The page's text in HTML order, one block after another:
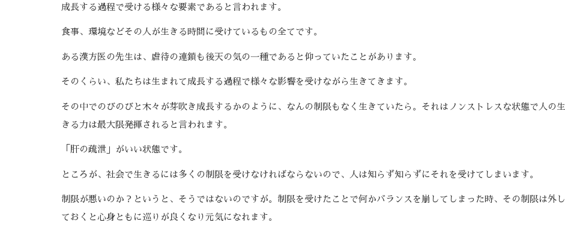
成長する過程で受ける様々な要素であると言われます。
食事、環境などその人が生きる時間に受けているもの全てです。
ある漢方医の先生は、虐待の連鎖も後天の気の一種であると仰っていたことがあります。
そのくらい、私たちは生まれて成長する過程で様々な影響を受けながら生きてきます。
その中でのびのびと木々が芽吹き成長するかのように、なんの制限もなく生きていたら。それはノンストレスな状態で人の生
きる力は最大限発揮されると言われます。
「肝の疏泄」がいい状態です。
ところが、社会で生きるには多くの制限を受けなければならないので、人は知らず知らずにそれを受けてしまいます。
制限が悪いのか？というと、そうではないのですが。制限を受けたことで何かバランスを崩してしまった時、その制限は外し
ておくと心身ともに巡りが良くなり元気になれます。